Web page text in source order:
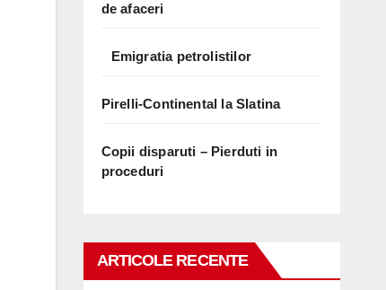
de afaceri
Emigratia petrolistilor
Pirelli-Continental la Slatina
Copii disparuti – Pierduti in
proceduri
ARTICOLE RECENTE